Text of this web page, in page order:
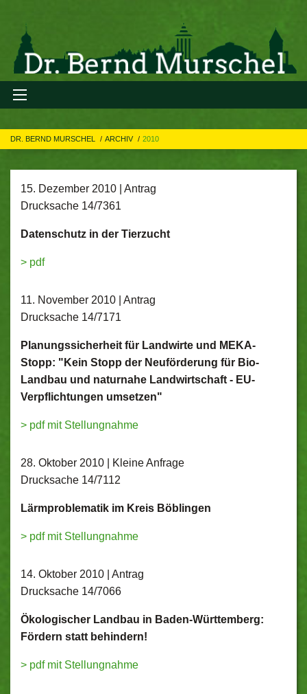
DR. BERND MURSCHEL ARCHIV 2010
15. Dezember 2010 | Antrag
Drucksache 14/7361
Datenschutz in der Tierzucht
> pdf
11. November 2010 | Antrag
Drucksache 14/7171
Planungssicherheit für Landwirte und MEKA-
Stopp: "Kein Stopp der Neuförderung für Bio-
Landbau und naturnahe Landwirtschaft - EU-
Verpflichtungen umsetzen"
> pdf mit Stellungnahme
28. Oktober 2010 | Kleine Anfrage
Drucksache 14/7112
Lärmproblematik im Kreis Böblingen
> pdf mit Stellungnahme
14. Oktober 2010 | Antrag
Drucksache 14/7066
Ökologischer Landbau in Baden-Württemberg:
Fördern statt behindern!
> pdf mit Stellungnahme